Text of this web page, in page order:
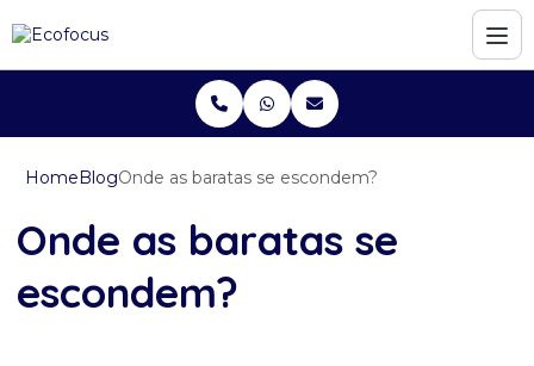
HomeBlogOnde as baratas se escondem?
Onde as baratas se
escondem?